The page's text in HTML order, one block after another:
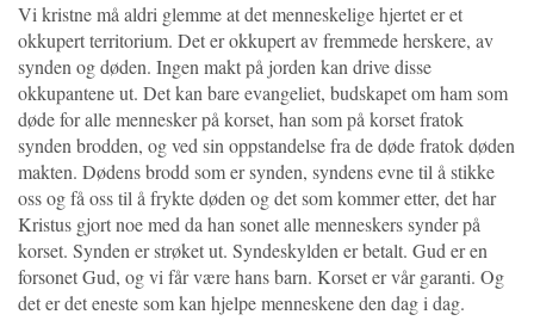
Vi kristne må aldri glemme at det menneskelige hjertet er et
okkupert territorium. Det er okkupert av fremmede herskere, av
synden og døden. Ingen makt på jorden kan drive disse
okkupantene ut. Det kan bare evangeliet, budskapet om ham som
døde for alle mennesker på korset, han som på korset fratok
synden brodden, og ved sin oppstandelse fra de døde fratok døden
makten. Dødens brodd som er synden, syndens evne til å stikke
oss og få oss til å frykte døden og det som kommer etter, det har
Kristus gjort noe med da han sonet alle menneskers synder på
korset. Synden er strøket ut. Syndeskylden er betalt. Gud er en
forsonet Gud, og vi får være hans barn. Korset er vår garanti. Og
det er det eneste som kan hjelpe menneskene den dag i dag.